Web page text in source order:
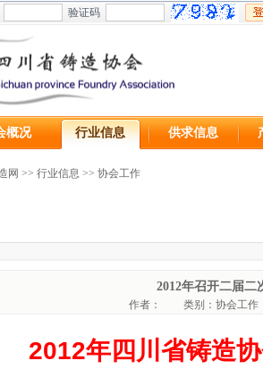
验证码
概况 行业信息 供求信息
网 >> 行业信息 >> 协会工作
2012年召开二届二
作者： 类别：协会工
2012年四川省铸造